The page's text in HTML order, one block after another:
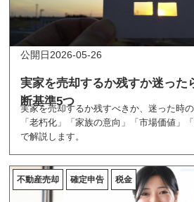
実家を売却するか残すか迷った
断基準5つ
2026-05-26
実家を売却するか残すべきか、迷った時
「老朽化」「家族の意向」「市場価値」
で解説します。
不動産売却 確定申告 税金